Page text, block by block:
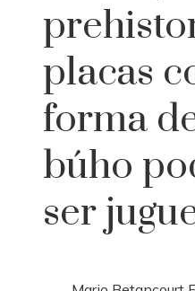
placas
forma
búho
ser